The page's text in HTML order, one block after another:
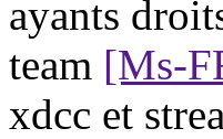
ayants
team [Ms-
xdcc et